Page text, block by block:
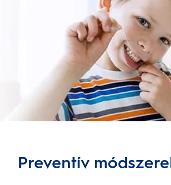
Preventív